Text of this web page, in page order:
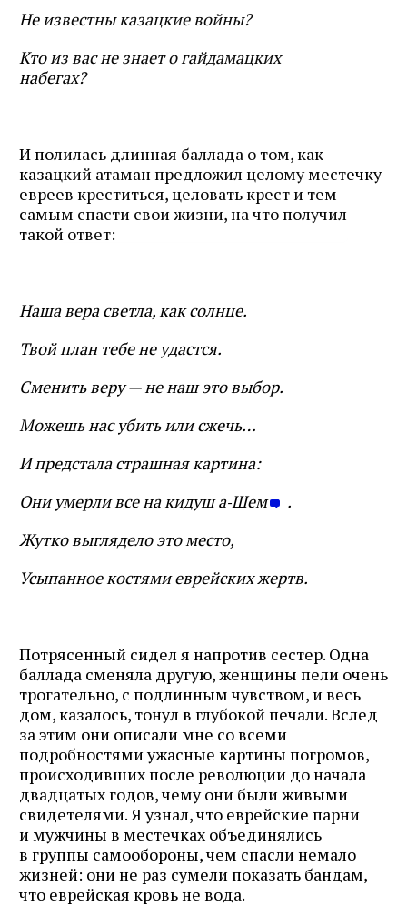
Не известны казацкие войны?
Кто из вас не знает о гайдамацких
набегах?
И полилась длинная баллада о том, как
казацкий атаман предложил целому местечку
евреев креститься, целовать крест и тем
самым спасти свои жизни, на что получил
такой ответ:
Наша вера светла, как солнце.
Твой план тебе не удастся.
Сменить веру — не наш это выбор.
Можешь нас убить или сжечь…
И предстала страшная картина:
Они умерли все на кидуш а‑Шем
.
Жутко выглядело это место,
Усыпанное костями еврейских жертв.
Потрясенный сидел я напротив сестер. Одна
баллада сменяла другую, женщины пели очень
трогательно, с подлинным чувством, и весь
дом, казалось, тонул в глубокой печали. Вслед
за этим они описали мне со всеми
подробностями ужасные картины погромов,
происходивших после революции до начала
двадцатых годов, чему они были живыми
свидетелями. Я узнал, что еврейские парни
и мужчины в местечках объединялись
в группы самообороны, чем спасли немало
жизней: они не раз сумели показать бандам,
что еврейская кровь не вода.